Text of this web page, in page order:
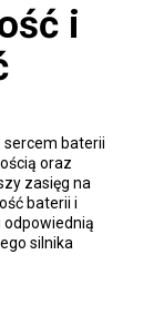
i
sercem baterii
oraz
zasięg na
baterii i
odpowiednią
silnika